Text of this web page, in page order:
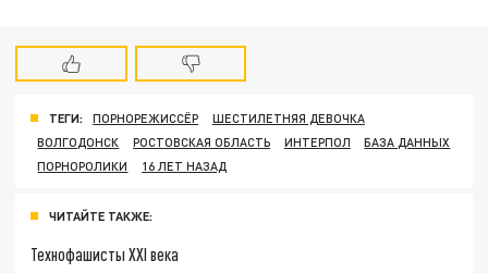
ТЕГИ: ПОРНОРЕЖИССЁР
ШЕСТИЛЕТНЯЯ ДЕВОЧКА
ВОЛГОДОНСК
РОСТОВСКАЯ ОБЛАСТЬ ИНТЕРПОЛ
БАЗА ДАННЫХ
ПОРНОРОЛИКИ
16 ЛЕТ НАЗАД
ЧИТАЙТЕ ТАКЖЕ:
Технофашисты XXI века